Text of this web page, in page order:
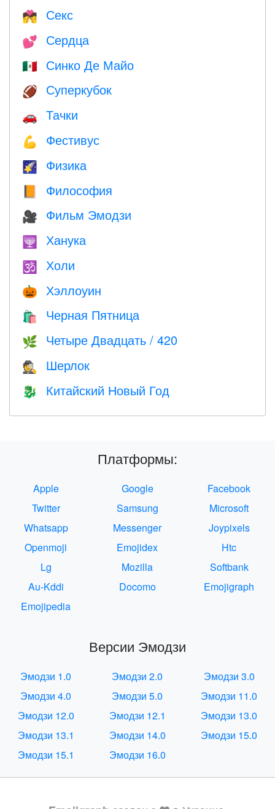
💏 Секс
💕 Сердца
🇲🇽 Синко Де Майо
🏈 Суперкубок
🚗 Тачки
💪 Фестивус
🌠 Физика
📙 Философия
🎥 Фильм Эмодзи
🕎 Ханука
🕉 Холи
🎃 Хэллоуин
🛍 Черная Пятница
🌿 Четыре Двадцать / 420
🕵️ Шерлок
🐉 Китайский Новый Год
Платформы:
Apple Google
Facebook
Twitter
Samsung
Microsoft
Whatsapp
Messenger
Joypixels
Openmoji
Emojidex
Htc
Lg
Mozilla
Softbank
Au-Kddi
Docomo
Emojigraph
Emojipedia
Версии Эмодзи
Эмодзи 1.0 Эмодзи 2.0
Эмодзи 3.0
Эмодзи 4.0
Эмодзи 5.0
Эмодзи 11.0
Эмодзи 12.0
Эмодзи 12.1
Эмодзи 13.0
Эмодзи 13.1
Эмодзи 14.0
Эмодзи 15.0
Эмодзи 15.1
Эмодзи 16.0